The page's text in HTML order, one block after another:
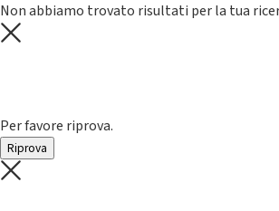
Non abbiamo trovato risultati per la tua
Per favore riprova.
Riprova